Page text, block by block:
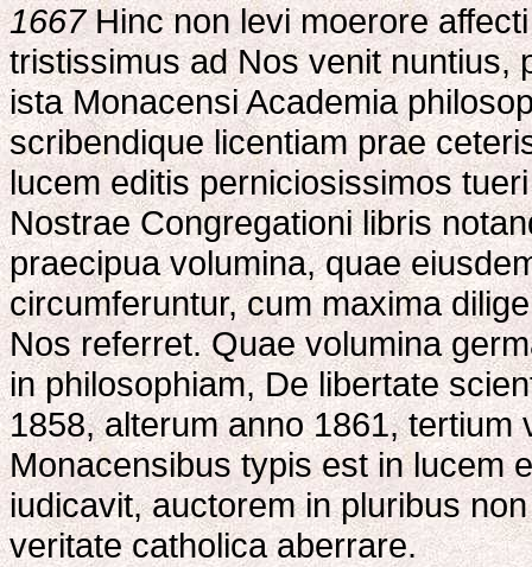
1667Hinc non levi moerore
tristissimus ad Nos venit nuntius,
ista Monacensi Academia
scribendique licentiam prae
lucem editis perniciosissimos
Nostrae Congregationi libris
praecipua volumina, quae
circumferuntur, cum maxima
Nos referret. Quae volumina
in philosophiam, De libertate
1858, alterum anno 1861,
Monacensibus typis est in lucem
iudicavit, auctorem in pluribus
veritate catholica aberrare.